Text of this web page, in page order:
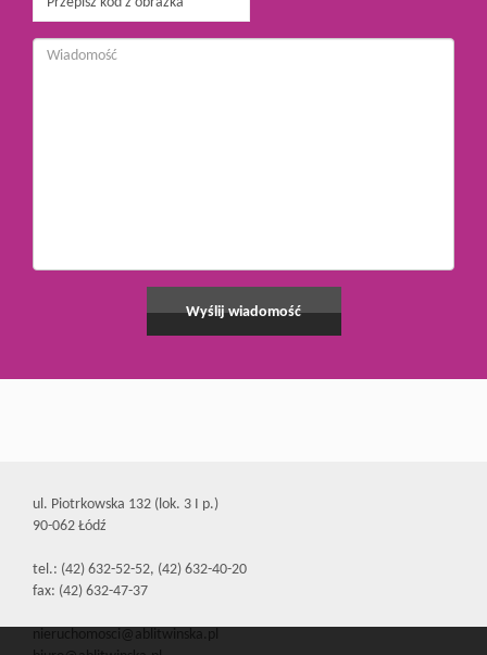
ul. Piotrkowska 132 (lok. 3 I p.)
90-062 Łódź
tel.: (42) 632-52-52, (42) 632-40-20
fax: (42) 632-47-37
nieruchomosci@ablitwinska.pl